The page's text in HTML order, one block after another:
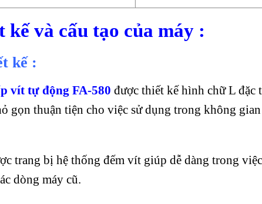
kế và cấu tạo của máy :
kế :
vít tự động FA-580 được thiết kế hình chữ L đặc
gọn thuận tiện cho việc sử dụng trong không
trang bị hệ thống đếm vít giúp dễ dàng trong
dòng máy cũ.